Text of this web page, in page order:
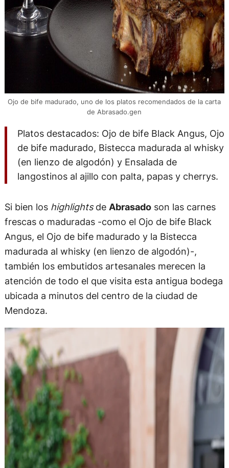
Ojo de bife madurado, uno de los platos recomendados de la carta
de Abrasado.gen
Platos destacados: Ojo de bife Black Angus, Ojo
de bife madurado, Bistecca madurada al whisky
(en lienzo de algodón) y Ensalada de
langostinos al ajillo con palta, papas y cherrys.
Si bien los highlightsde Abrasadoson las carnes
frescas o maduradas -como el Ojo de bife Black
Angus, el Ojo de bife madurado y la Bistecca
madurada al whisky (en lienzo de algodón)-,
también los embutidos artesanales merecen la
atención de todo el que visita esta antigua bodega
ubicada a minutos del centro de la ciudad de
Mendoza.